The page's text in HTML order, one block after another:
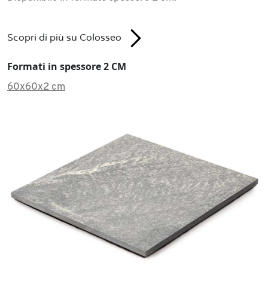
Scopri di più su Colosseo
Formati in spessore 2 CM
60x60x2 cm